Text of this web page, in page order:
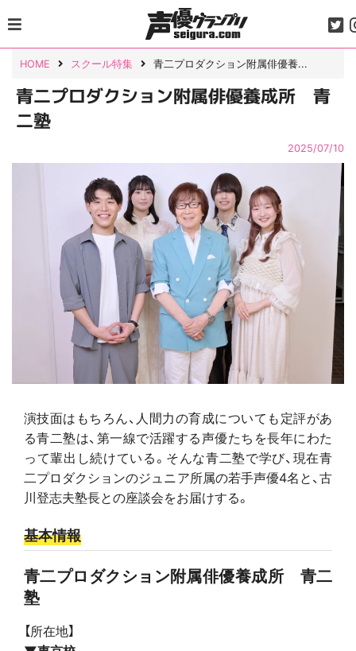
to
content
HOME スクール特集 青二プロダクション附属俳優養...
青二プロダクション附属俳優養成所 青
二塾
2025/07/10
演技面はもちろん、人間力の育成についても定評があ
る青二塾は、第一線で活躍する声優たちを長年にわた
って輩出し続けている。そんな青二塾で学び、現在青
二プロダクションのジュニア所属の若手声優4名と、古
川登志夫塾長との座談会をお届けする。
基本情報
青二プロダクション附属俳優養成所 青二
塾
【所在地】